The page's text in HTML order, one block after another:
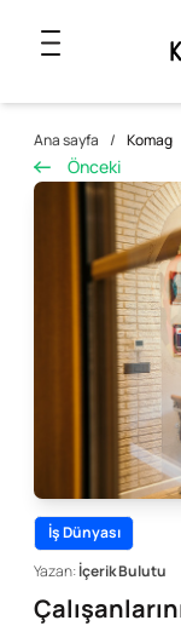
Ana sayfa / Komag
Önceki
İş Dünyası
Yazan:İçerik Bulutu